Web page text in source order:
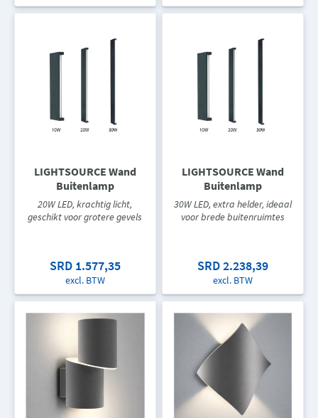
LIGHTSOURCE Wand
Buitenlamp
20W LED, krachtig licht,
geschikt voor grotere gevels
SRD 1.577,35
excl. BTW
LIGHTSOURCE Wand
Buitenlamp
30W LED, extra helder, ideaal
voor brede buitenruimtes
SRD 2.238,39
excl. BTW